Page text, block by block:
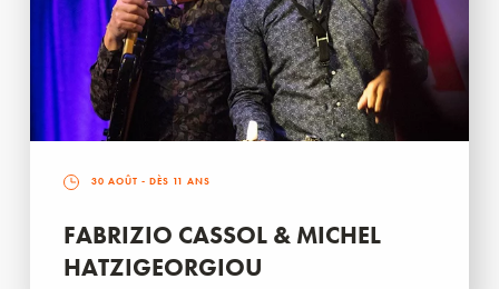
30 AOÛT - DÈS 11 ANS
FABRIZIO CASSOL & MICHEL
HATZIGEORGIOU